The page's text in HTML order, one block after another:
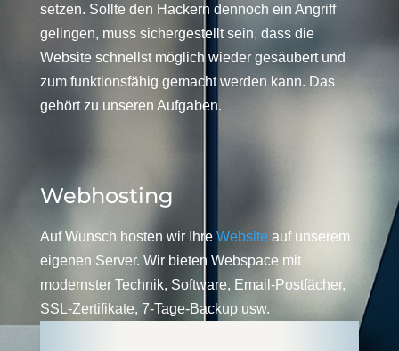
setzen. Sollte den Hackern dennoch ein Angriff
gelingen, muss sichergestellt sein, dass die
Website schnellst möglich wieder gesäubert und
zum funktionsfähig gemacht werden kann. Das
gehört zu unseren Aufgaben.
Webhosting
Auf Wunsch hosten wir Ihre Website auf unserem
eigenen Server. Wir bieten Webspace mit
modernster Technik, Software, Email-Postfächer,
SSL-Zertifikate, 7-Tage-Backup usw.